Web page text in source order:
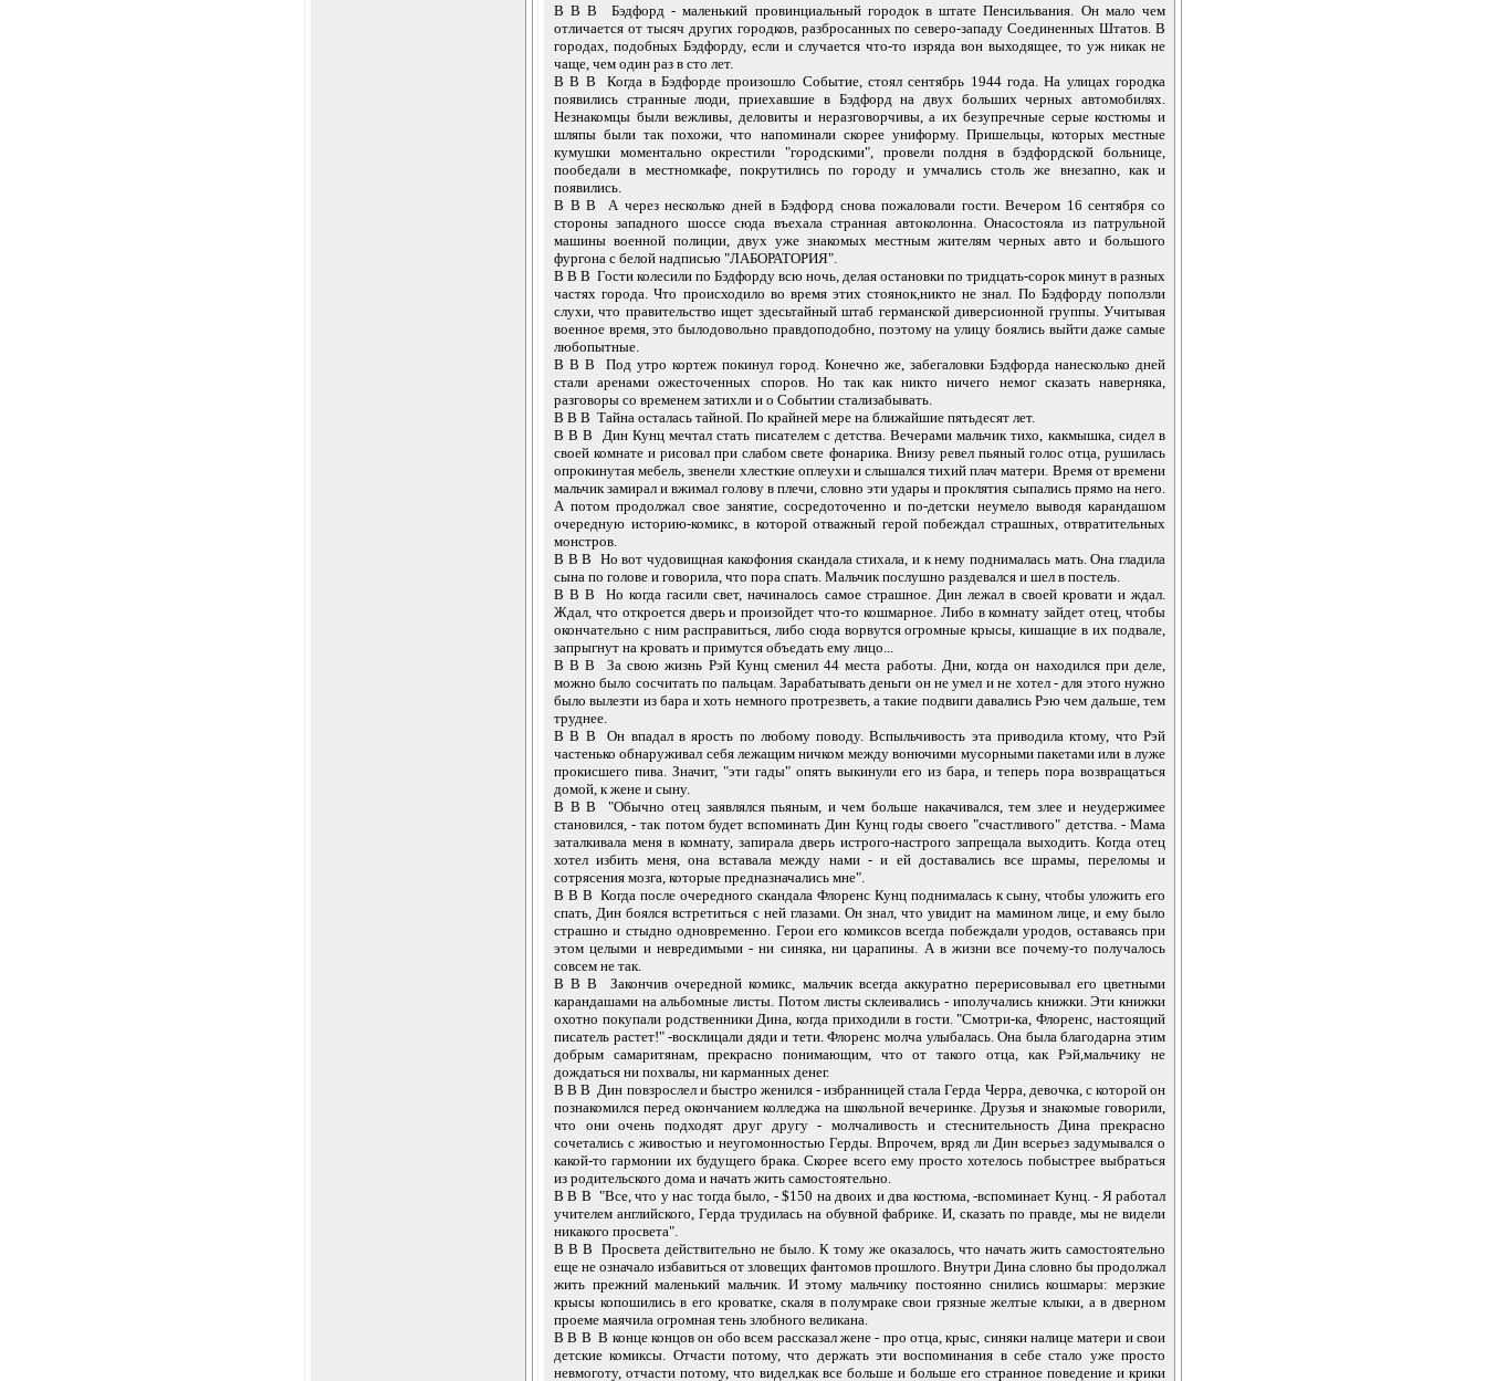
В В В Бэдфорд - маленький провинциальный городок в штате Пенсильвания. Он мало чем
отличается от тысяч других городков, разбросанных по северо-западу Соединенных Штатов. В
городах, подобных Бэдфорду, если и случается что-то изряда вон выходящее, то уж никак не
чаще, чем один раз в сто лет.
В В В Когда в Бэдфорде произошло Событие, стоял сентябрь 1944 года. На улицах городка
появились странные люди, приехавшие в Бэдфорд на двух больших черных автомобилях.
Незнакомцы были вежливы, деловиты и неразговорчивы, а их безупречные серые костюмы и
шляпы были так похожи, что напоминали скорее униформу. Пришельцы, которых местные
кумушки моментально окрестили "городскими", провели полдня в бэдфордской больнице,
пообедали в местномкафе, покрутились по городу и умчались столь же внезапно, как и
появились.
В В В А через несколько дней в Бэдфорд снова пожаловали гости. Вечером 16 сентября со
стороны западного шоссе сюда въехала странная автоколонна. Онасостояла из патрульной
машины военной полиции, двух уже знакомых местным жителям черных авто и большого
фургона с белой надписью "ЛАБОРАТОРИЯ".
В В В Гости колесили по Бэдфорду всю ночь, делая остановки по тридцать-сорок минут в разных
частях города. Что происходило во время этих стоянок,никто не знал. По Бэдфорду поползли
слухи, что правительство ищет здесьтайный штаб германской диверсионной группы. Учитывая
военное время, это былодовольно правдоподобно, поэтому на улицу боялись выйти даже самые
любопытные.
В В В Под утро кортеж покинул город. Конечно же, забегаловки Бэдфорда нанесколько дней
стали аренами ожесточенных споров. Но так как никто ничего немог сказать наверняка,
разговоры со временем затихли и о Событии стализабывать.
В В В Тайна осталась тайной. По крайней мере на ближайшие пятьдесят лет.
В В В Дин Кунц мечтал стать писателем с детства. Вечерами мальчик тихо, какмышка, сидел в
своей комнате и рисовал при слабом свете фонарика. Внизу ревел пьяный голос отца, рушилась
опрокинутая мебель, звенели хлесткие оплеухи и слышался тихий плач матери. Время от времени
мальчик замирал и вжимал голову в плечи, словно эти удары и проклятия сыпались прямо на него.
А потом продолжал свое занятие, сосредоточенно и по-детски неумело выводя карандашом
очередную историю-комикс, в которой отважный герой побеждал страшных, отвратительных
монстров.
В В В Но вот чудовищная какофония скандала стихала, и к нему поднималась мать. Она гладила
сына по голове и говорила, что пора спать. Мальчик послушно раздевался и шел в постель.
В В В Но когда гасили свет, начиналось самое страшное. Дин лежал в своей кровати и ждал.
Ждал, что откроется дверь и произойдет что-то кошмарное. Либо в комнату зайдет отец, чтобы
окончательно с ним расправиться, либо сюда ворвутся огромные крысы, кишащие в их подвале,
запрыгнут на кровать и примутся объедать ему лицо...
В В В За свою жизнь Рэй Кунц сменил 44 места работы. Дни, когда он находился при деле,
можно было сосчитать по пальцам. Зарабатывать деньги он не умел и не хотел - для этого нужно
было вылезти из бара и хоть немного протрезветь, а такие подвиги давались Рэю чем дальше, тем
труднее.
В В В Он впадал в ярость по любому поводу. Вспыльчивость эта приводила ктому, что Рэй
частенько обнаруживал себя лежащим ничком между вонючими мусорными пакетами или в луже
прокисшего пива. Значит, "эти гады" опять выкинули его из бара, и теперь пора возвращаться
домой, к жене и сыну.
В В В "Обычно отец заявлялся пьяным, и чем больше накачивался, тем злее и неудержимее
становился, - так потом будет вспоминать Дин Кунц годы своего "счастливого" детства. - Мама
заталкивала меня в комнату, запирала дверь истрого-настрого запрещала выходить. Когда отец
хотел избить меня, она вставала между нами - и ей доставались все шрамы, переломы и
сотрясения мозга, которые предназначались мне".
В В В Когда после очередного скандала Флоренс Кунц поднималась к сыну, чтобы уложить его
спать, Дин боялся встретиться с ней глазами. Он знал, что увидит на мамином лице, и ему было
страшно и стыдно одновременно. Герои его комиксов всегда побеждали уродов, оставаясь при
этом целыми и невредимыми - ни синяка, ни царапины. А в жизни все почему-то получалось
совсем не так.
В В В Закончив очередной комикс, мальчик всегда аккуратно перерисовывал его цветными
карандашами на альбомные листы. Потом листы склеивались - иполучались книжки. Эти книжки
охотно покупали родственники Дина, когда приходили в гости. "Смотри-ка, Флоренс, настоящий
писатель растет!" -восклицали дяди и тети. Флоренс молча улыбалась. Она была благодарна этим
добрым самаритянам, прекрасно понимающим, что от такого отца, как Рэй,мальчику не
дождаться ни похвалы, ни карманных денег.
В В В Дин повзрослел и быстро женился - избранницей стала Герда Черра, девочка, с которой он
познакомился перед окончанием колледжа на школьной вечеринке. Друзья и знакомые говорили,
что они очень подходят друг другу - молчаливость и стеснительность Дина прекрасно
сочетались с живостью и неугомонностью Герды. Впрочем, вряд ли Дин всерьез задумывался о
какой-то гармонии их будущего брака. Скорее всего ему просто хотелось побыстрее выбраться
из родительского дома и начать жить самостоятельно.
В В В "Все, что у нас тогда было, - $150 на двоих и два костюма, -вспоминает Кунц. - Я работал
учителем английского, Герда трудилась на обувной фабрике. И, сказать по правде, мы не видели
никакого просвета".
В В В Просвета действительно не было. К тому же оказалось, что начать жить самостоятельно
еще не означало избавиться от зловещих фантомов прошлого. Внутри Дина словно бы продолжал
жить прежний маленький мальчик. И этому мальчику постоянно снились кошмары: мерзкие
крысы копошились в его кроватке, скаля в полумраке свои грязные желтые клыки, а в дверном
проеме маячила огромная тень злобного великана.
В В В В конце концов он обо всем рассказал жене - про отца, крыс, синяки налице матери и свои
детские комиксы. Отчасти потому, что держать эти воспоминания в себе стало уже просто
невмоготу, отчасти потому, что видел,как все больше и больше его странное поведение и крики